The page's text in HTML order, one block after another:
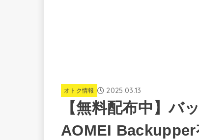
オトク情報 2025.03.13
【無料配布中】バ
AOMEI Backupper